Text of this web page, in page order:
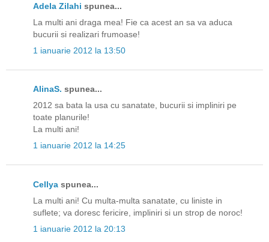
Adela Zilahi spunea...
La multi ani draga mea! Fie ca acest an sa va aduca
bucurii si realizari frumoase!
1 ianuarie 2012 la 13:50
AlinaS. spunea...
2012 sa bata la usa cu sanatate, bucurii si impliniri pe
toate planurile!
La multi ani!
1 ianuarie 2012 la 14:25
Cellya spunea...
La multi ani! Cu multa-multa sanatate, cu liniste in
suflete; va doresc fericire, impliniri si un strop de noroc!
1 ianuarie 2012 la 20:13